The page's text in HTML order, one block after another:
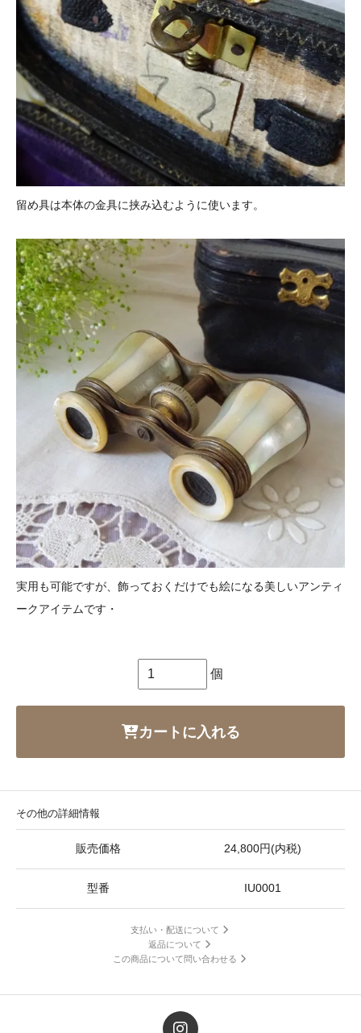
留め具は本体の金具に挟み込むように使います。
実用も可能ですが、飾っておくだけでも絵になる美しいアンティ
ークアイテムです・
個
カートに入れる
その他の詳細情報
販売価格 24,800円(内税)
型番 IU0001
支払い・配送について
返品について
この商品について問い合わせる